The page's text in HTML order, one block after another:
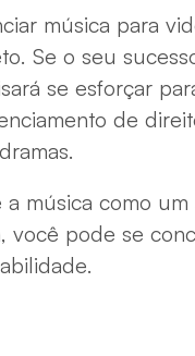
música para
Se o seu
se esforçar
de
a música como
você pode se